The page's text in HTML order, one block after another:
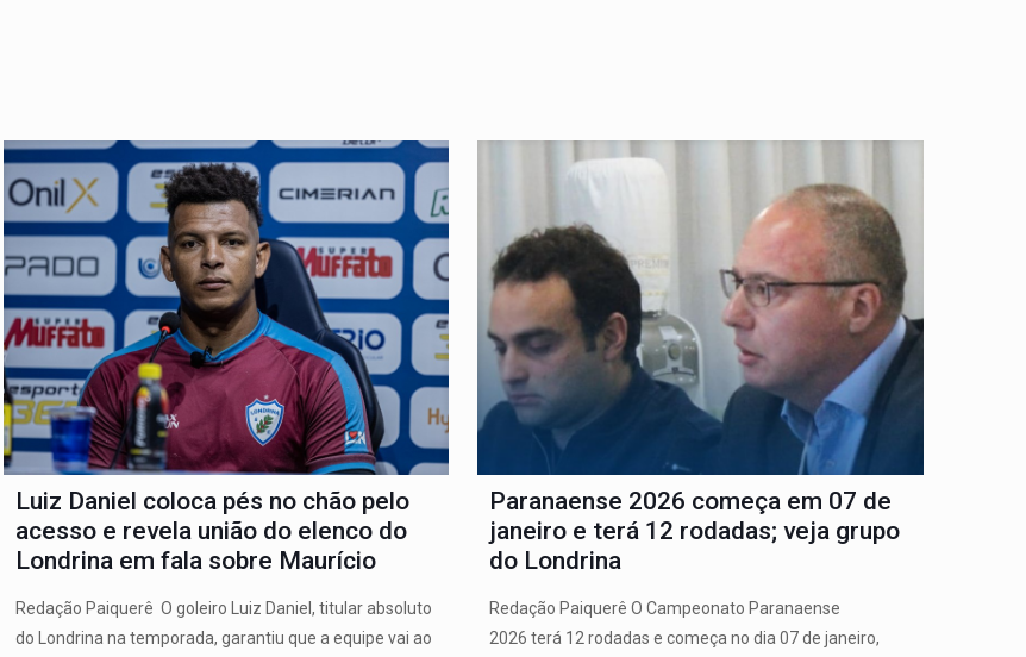
Luiz Daniel coloca pés no chão pelo
acesso e revela união do elenco do
Londrina em fala sobre Maurício
Redação Paiquerê O goleiro Luiz Daniel, titular absoluto
do Londrina na temporada, garantiu que a equipe vai ao
Paranaense 2026 começa em 07 de
janeiro e terá 12 rodadas; veja grupo
do Londrina
Redação Paiquerê O Campeonato Paranaense
2026 terá 12 rodadas e começa no dia 07 de janeiro,